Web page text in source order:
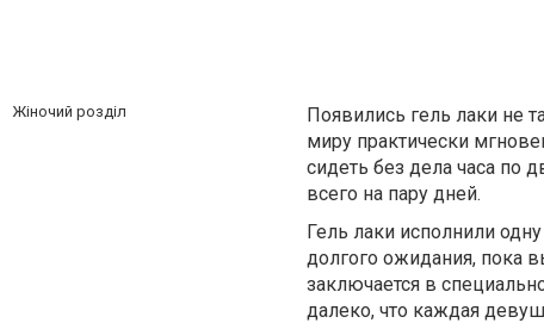
Жіночий розділ
Появились гель лаки не
миру практически
сидеть без дела часа по
всего на пару дней.
Гель лаки исполнили
долгого ожидания, пока
заключается в
далеко, что каждая